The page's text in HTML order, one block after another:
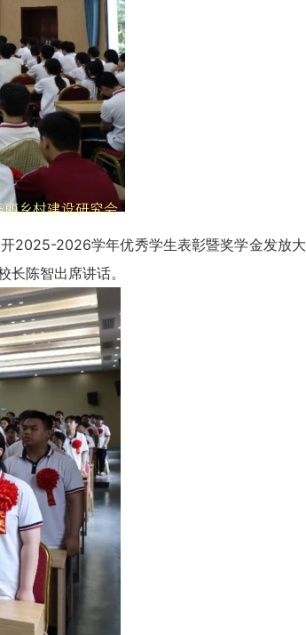
2025-2026学年优秀学生表彰暨奖学金发放大
陈智出席讲话。